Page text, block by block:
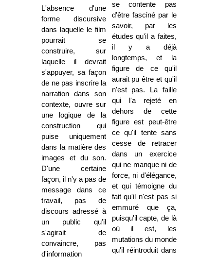
L'absence d'une
forme discursive
dans laquelle le film
pourrait se
construire, sur
laquelle il devrait
s'appuyer, sa façon
de ne pas inscrire la
narration dans son
contexte, ouvre sur
une logique de la
construction qui
puise uniquement
dans la matière des
images et du son.
D'une certaine
façon, il n'y a pas de
message dans ce
travail, pas de
discours adressé à
un public qu'il
s'agirait de
convaincre, pas
d'information
se contente pas
d'être fasciné par le
savoir, par les
études qu'il a faites,
il y a déjà
longtemps, et la
figure de ce qu'il
aurait pu être et qu'il
n'est pas. La faille
qui l'a rejeté en
dehors de cette
figure est peut-être
ce qu'il tente sans
cesse de retracer
dans un exercice
qui ne manque ni de
force, ni d'élégance,
et qui témoigne du
fait qu'il n'est pas si
emmuré que ça,
puisqu'il capte, de là
où il est, les
mutations du monde
qu'il réintroduit dans